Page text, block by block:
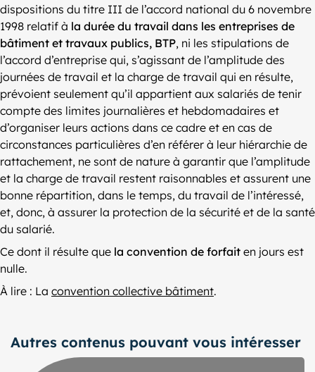
dispositions du titre III de l’accord national du 6 novembre
1998 relatif à la durée du travail dans les entreprises de
bâtiment et travaux publics, BTP, ni les stipulations de
l’accord d’entreprise qui, s’agissant de l’amplitude des
journées de travail et la charge de travail qui en résulte,
prévoient seulement qu’il appartient aux salariés de tenir
compte des limites journalières et hebdomadaires et
d’organiser leurs actions dans ce cadre et en cas de
circonstances particulières d’en référer à leur hiérarchie de
rattachement, ne sont de nature à garantir que l’amplitude
et la charge de travail restent raisonnables et assurent une
bonne répartition, dans le temps, du travail de l’intéressé,
et, donc, à assurer la protection de la sécurité et de la santé
du salarié.
Ce dont il résulte que la convention de forfait en jours est
nulle.
À lire : La convention collective bâtiment.
Autres contenus pouvant vous intéresser